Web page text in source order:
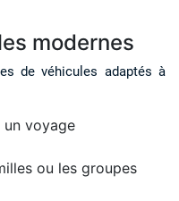
modernes
de véhicules adaptés à
voyage
ou les groupes